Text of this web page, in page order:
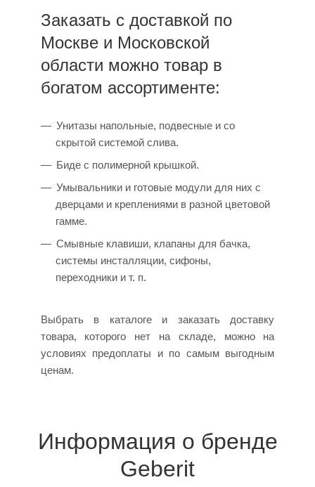
Заказать с доставкой по
Москве и Московской
области можно товар в
богатом ассортименте:
Унитазы напольные, подвесные и со
скрытой системой слива.
Биде с полимерной крышкой.
Умывальники и готовые модули для них с
дверцами и креплениями в разной цветовой
гамме.
Смывные клавиши, клапаны для бачка,
системы инсталляции, сифоны,
переходники и т. п.
Выбрать в каталоге и заказать доставку
товара, которого нет на складе, можно на
условиях предоплаты и по самым выгодным
ценам.
Информация о бренде
Geberit